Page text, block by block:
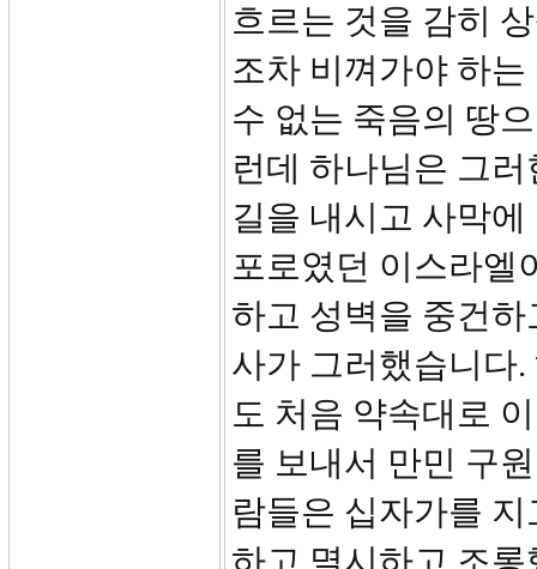
흐르는 것을 감히
조차 비껴가야 하
수 없는 죽음의 땅
런데 하나님은 그
길을 내시고 사막
포로였던 이스라엘
하고 성벽을 중건
사가 그러했습니다
도 처음 약속대로
를 보내서 만민 구
람들은 십자가를
하고 멸시하고 조